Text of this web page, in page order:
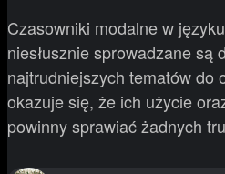
Czasowniki modalne w
niesłusznie sprowadzane są
najtrudniejszych tematów do
okazuje się, że ich użycie
powinny sprawiać żadnych